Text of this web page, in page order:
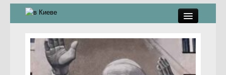
стрит-арт